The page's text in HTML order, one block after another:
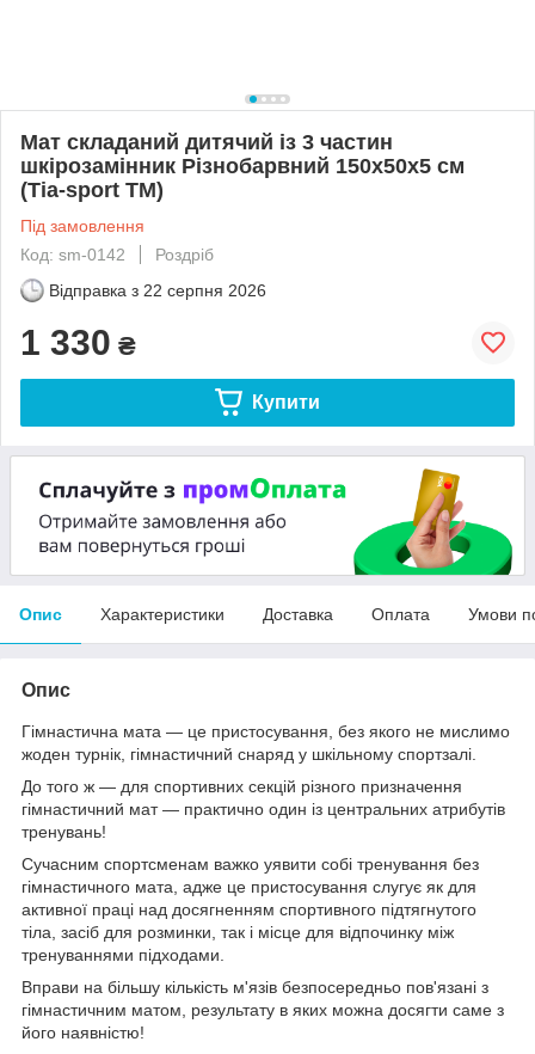
Мат складаний дитячий із 3 частин
шкірозамінник Різнобарвний 150х50х5 см
(Тia-sport ТМ)
Під замовлення
Код: sm-0142
Роздріб
Відправка з 22 серпня 2026
1 330 ₴
Купити
Опис Характеристики Доставка Оплата Умови
Опис
Гімнастична мата — це пристосування, без якого не мислимо
жоден турнік, гімнастичний снаряд у шкільному спортзалі.
До того ж — для спортивних секцій різного призначення
гімнастичний мат — практично один із центральних атрибутів
тренувань!
Сучасним спортсменам важко уявити собі тренування без
гімнастичного мата, адже це пристосування слугує як для
активної праці над досягненням спортивного підтягнутого
тіла, засіб для розминки, так і місце для відпочинку між
тренуваннями підходами.
Вправи на більшу кількість м'язів безпосередньо пов'язані з
гімнастичним матом, результату в яких можна досягти саме з
його наявністю!